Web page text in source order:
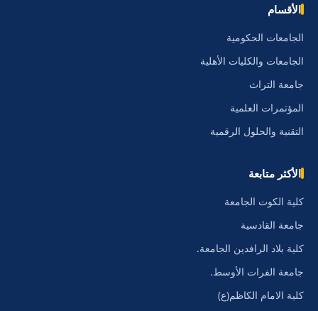
الأقسام
الجامعات الحكومية
الجامعات والكليات الأهلية
جامعة التراث
المؤتمرات العلمية
التقنية والحلول الرقمية
الأكثر متابعة
كلية الكوت الجامعة
جامعة القادسية
كلية بلاد الرافدين الجامعة.
جامعة الفرات الأوسط.
كلية الامام الكاظم(ع)